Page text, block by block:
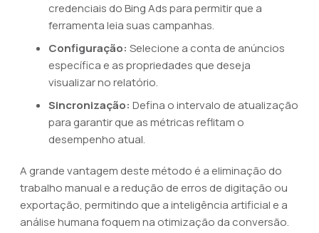
credenciais do Bing Ads para permitir que a
ferramenta leia suas campanhas.
Configuração: Selecione a conta de anúncios
específica e as propriedades que deseja
visualizar no relatório.
Sincronização: Defina o intervalo de atualização
para garantir que as métricas reflitam o
desempenho atual.
A grande vantagem deste método é a eliminação do
trabalho manual e a redução de erros de digitação ou
exportação, permitindo que a inteligência artificial e a
análise humana foquem na otimização da conversão.